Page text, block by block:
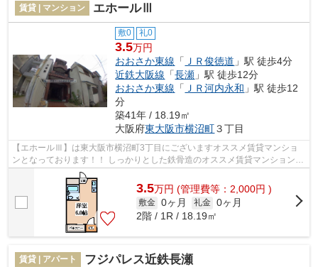
賃貸 | マンション エホールⅢ
敷0 礼0
3.5万円
おおさか東線 「 ＪＲ俊徳道 」駅 徒歩4分
近鉄大阪線 「長瀬 」駅 徒歩12分
おおさか東線 「 ＪＲ河内永和 」駅 徒歩12
分
築41年 / 18.19㎡
大阪府東大阪市横沼町３丁目
【エホールⅢ】は東大阪市横沼町3丁目にございますオススメ賃貸マンショ
ンとなっております！！ しっかりとした鉄骨造のオススメ賃貸マンション！
敷金礼金ゼロゼロとなっております！...
3.5万円 (管理費等：2,000円 )
敷金 0ヶ月 礼金 0ヶ月
2階 / 1R / 18.19㎡
賃貸 | アパート フジパレス近鉄長瀬